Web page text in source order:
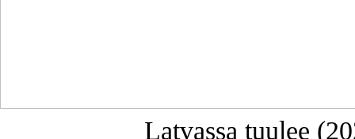
Latvassa tuulee